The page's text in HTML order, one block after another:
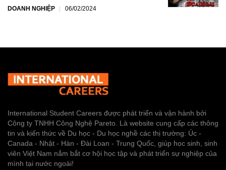
DOANH NGHIỆP 06/02/2024
International Student Careers được phát triển và vận hành bởi
Công ty TNHH Công Nghệ Pareto. Là website cung cấp các thông
tin và kiến thức về Du học - Du học nghề các thị trường: Úc -
Canada - Nhật - Hàn - Đài Loan - Trung Quốc, giúp học sinh, sinh
viên Việt Nam nắm bắt cơ hội học tập và phát triển sự nghiệp của
mình tại nước ngoài!